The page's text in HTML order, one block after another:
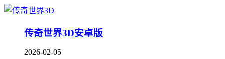
传奇世界3D安卓版
2026-02-05